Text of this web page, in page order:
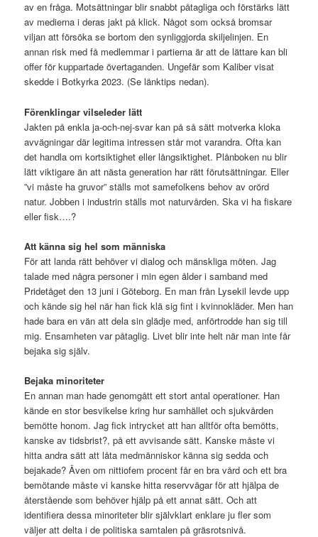
av en fråga. Motsättningar blir snabbt påtagliga och förstärks lätt
av medierna i deras jakt på klick. Något som också bromsar
viljan att försöka se bortom den synliggjorda skiljelinjen. En
annan risk med få medlemmar i partierna är att de lättare kan bli
offer för kuppartade övertaganden. Ungefär som Kaliber visat
skedde i Botkyrka 2023. (Se länktips nedan).
Förenklingar vilseleder lätt
Jakten på enkla ja-och-nej-svar kan på så sätt motverka kloka
avvägningar där legitima intressen står mot varandra. Ofta kan
det handla om kortsiktighet eller långsiktighet. Plånboken nu blir
lätt viktigare än att nästa generation har rätt förutsättningar. Eller
”vi måste ha gruvor” ställs mot samefolkens behov av orörd
natur. Jobben i industrin ställs mot naturvården. Ska vi ha fiskare
eller fisk….?
Att känna sig hel som människa
För att landa rätt behöver vi dialog och mänskliga möten. Jag
talade med några personer i min egen ålder i samband med
Pridetåget den 13 juni i Göteborg. En man från Lysekil levde upp
och kände sig hel när han fick klä sig fint i kvinnokläder. Men han
hade bara en vän att dela sin glädje med, anförtrodde han sig till
mig. Ensamheten var påtaglig. Livet blir inte helt när man inte får
bejaka sig själv.
Bejaka minoriteter
En annan man hade genomgått ett stort antal operationer. Han
kände en stor besvikelse kring hur samhället och sjukvården
bemötte honom. Jag fick intrycket att han alltför ofta bemötts,
kanske av tidsbrist?, på ett avvisande sätt. Kanske måste vi
hitta andra sätt att låta medmänniskor känna sig sedda och
bejakade? Även om nittiofem procent får en bra vård och ett bra
bemötande måste vi kanske hitta reservvägar för att hjälpa de
återstående som behöver hjälp på ett annat sätt. Och att
identifiera dessa minoriteter blir självklart enklare ju fler som
väljer att delta i de politiska samtalen på gräsrotsnivå.